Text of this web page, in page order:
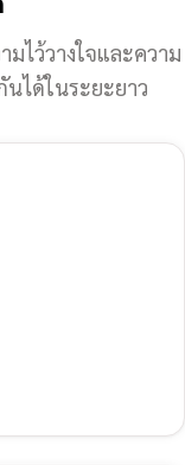
ไว้วางใจและความ
นได้ในระยะยาว